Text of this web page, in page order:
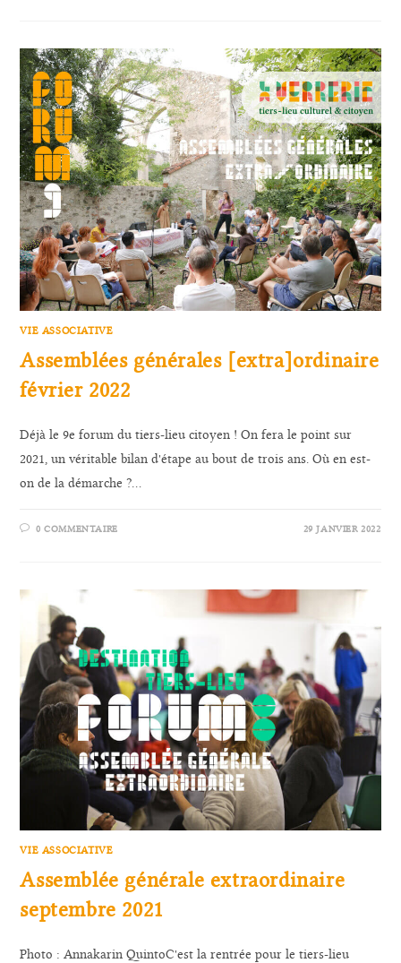
VIE ASSOCIATIVE
Assemblées générales [extra]ordinaire
février 2022
Déjà le 9e forum du tiers-lieu citoyen ! On fera le point sur
2021, un véritable bilan d'étape au bout de trois ans. Où en est-
on de la démarche ?…
0 COMMENTAIRE 29 JANVIER 2022
VIE ASSOCIATIVE
Assemblée générale extraordinaire
septembre 2021
Photo : Annakarin QuintoC'est la rentrée pour le tiers-lieu